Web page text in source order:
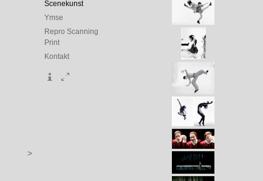
>
Scenekunst
Ymse
Repro Scanning
Print
Kontakt